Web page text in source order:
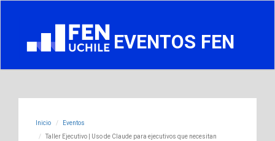
EVENTOS FEN
Inicio
Eventos
Taller Ejecutivo | Uso de Claude para ejecutivos que necesitan